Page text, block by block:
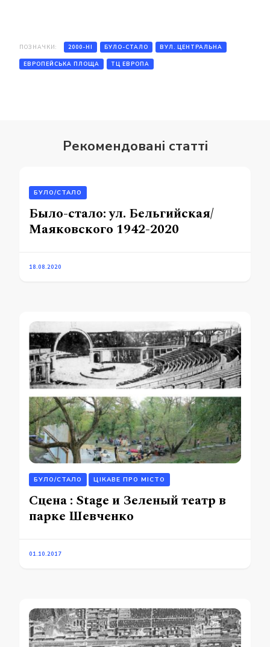
ПОЗНАЧКИ: 2000-НІ БУЛО-СТАЛО ВУЛ. ЦЕНТРАЛЬНА
ЕВРОПЕЙСЬКА ПЛОЩА ТЦ ЕВРОПА
Рекомендовані статті
БУЛО/СТАЛО
Было-стало: ул. Бельгийская/
Маяковского 1942-2020
18.08.2020
БУЛО/СТАЛО ЦІКАВЕ ПРО МІСТО
Сцена : Stage и Зеленый театр в
парке Шевченко
01.10.2017